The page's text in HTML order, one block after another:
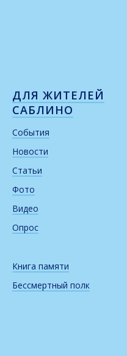
ДЛЯ ЖИТЕЛЕЙ
САБЛИНО
События
Новости
Статьи
Фото
Видео
Опрос
Книга памяти
Бессмертный полк